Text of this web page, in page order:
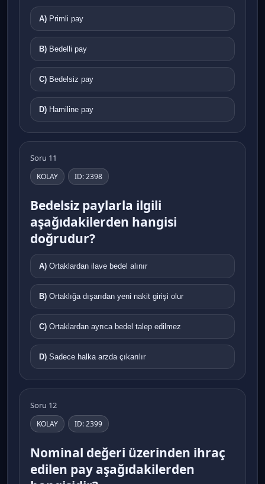
A) Primli pay
B) Bedelli pay
C) Bedelsiz pay
D) Hamiline pay
Soru 11
KOLAY ID: 2398
Bedelsiz paylarla ilgili
aşağıdakilerden hangisi
doğrudur?
A) Ortaklardan ilave bedel alınır
B) Ortaklığa dışarıdan yeni nakit girişi olur
C) Ortaklardan ayrıca bedel talep edilmez
D) Sadece halka arzda çıkarılır
Soru 12
KOLAY ID: 2399
Nominal değeri üzerinden ihraç
edilen pay aşağıdakilerden